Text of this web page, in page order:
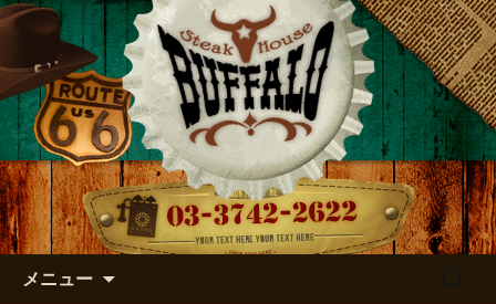
バッファローのブログ
店主のつぶやき
メニュー